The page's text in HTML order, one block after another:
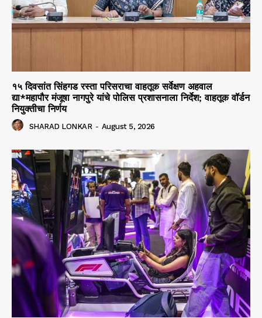
१५ दिवसांत सिंहगड रस्ता परिसराचा वाहतूक सर्वेक्षण अहवाल
द्या*महापौर मंजूषा नागपुरे यांचे पोलिस प्रशासनाला निर्देश; वाहतूक वॉर्डन
नियुक्तीचा निर्णय
SHARAD LONKAR - August 5, 2026